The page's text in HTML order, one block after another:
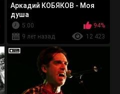
Аркадий КОБЯКОВ - Моя
душа
5:00
94%
9 лет назад
12 423